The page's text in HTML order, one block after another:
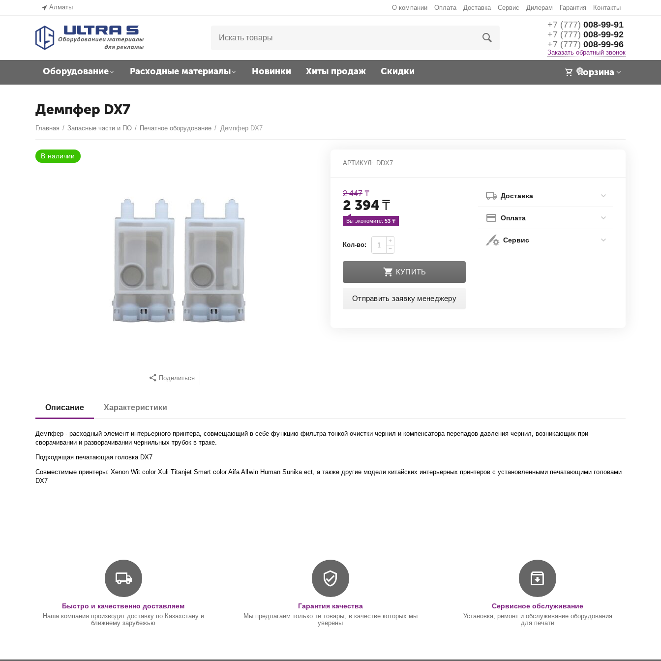
Алматы О компании Оплата Доставка Сервис Дилерам Гарантия Контакты
+7 (777) 008-99-91
+7 (777) 008-99-92
+7 (777) 008-99-96
Заказать обратный звонок
Оборудование Расходные материалы Новинки Хиты продаж Скидки 0
Корзина
Демпфер DX7
Главная / Запасные части и ПО / Печатное оборудование / Демпфер DX7
Поделиться
АРТИКУЛ: DDX7
2 447 ₸
2 394₸
Вы экономите: 53 ₸
Кол-во:
+
−
КУПИТЬ
Отправить заявку менеджеру
Доставка
Оплата
Сервис
Описание Характеристики
Демпфер - расходный элемент интерьерного принтера, совмещающий в себе функцию фильтра тонкой очистки чернил и компенсатора перепадов давления чернил, возникающих при
сворачивании и разворачивании чернильных трубок в траке.
Подходящая печатающая головка DX7
Совместимые принтеры: Xenon Wit color Xuli Titanjet Smart color Aifa Allwin Human Sunika ect, а также другие модели китайских интерьерных принтеров с установленными печатающими головами
DX7
Быстро и качественно доставляем
Наша компания производит доставку по Казахстану и
ближнему зарубежью
Гарантия качества
Мы предлагаем только те товары, в качестве которых мы
уверены
Сервисное обслуживание
Установка, ремонт и обслуживание оборудования
для печати